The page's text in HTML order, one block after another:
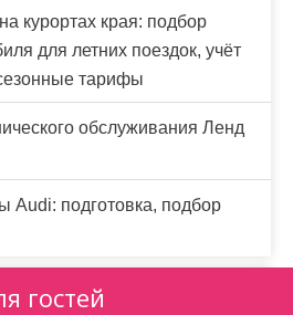
курортах края: подбор
для летних поездок, учёт
тарифы
обслуживания Ленд
Audi: подготовка, подбор
гостей